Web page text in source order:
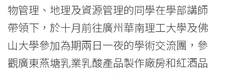
College
of
物管理、地理及資源管理的同學在學部講師
帶領下，於十月前往廣州華南理工大學及佛
山大學參加為期兩日一夜的學術交流團，參
觀廣東燕塘乳業乳酸產品製作廠房和紅酒品